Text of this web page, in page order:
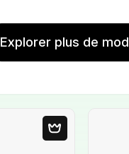
Explorer plus de